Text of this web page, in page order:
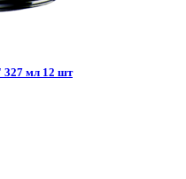
327 мл 12 шт